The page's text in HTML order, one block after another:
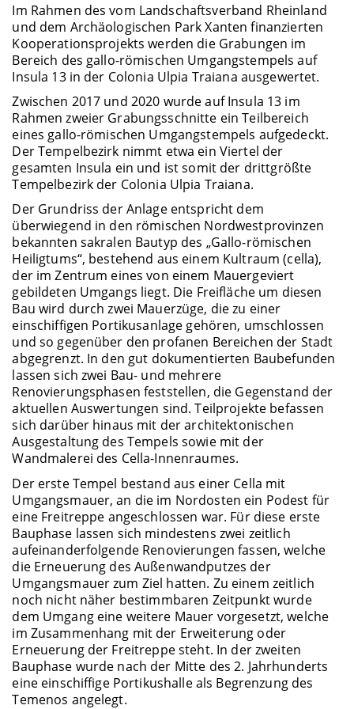
Im Rahmen des vom Landschaftsverband Rheinland
und dem Archäologischen Park Xanten finanzierten
Kooperationsprojekts werden die Grabungen im
Bereich des gallo-römischen Umgangstempels auf
Insula 13 in der Colonia Ulpia Traiana ausgewertet.
Zwischen 2017 und 2020 wurde auf Insula 13 im
Rahmen zweier Grabungsschnitte ein Teilbereich
eines gallo-römischen Umgangstempels aufgedeckt.
Der Tempelbezirk nimmt etwa ein Viertel der
gesamten Insula ein und ist somit der drittgrößte
Tempelbezirk der Colonia Ulpia Traiana.
Der Grundriss der Anlage entspricht dem
überwiegend in den römischen Nordwestprovinzen
bekannten sakralen Bautyp des „Gallo-römischen
Heiligtums“, bestehend aus einem Kultraum (cella),
der im Zentrum eines von einem Mauergeviert
gebildeten Umgangs liegt. Die Freifläche um diesen
Bau wird durch zwei Mauerzüge, die zu einer
einschiffigen Portikusanlage gehören, umschlossen
und so gegenüber den profanen Bereichen der Stadt
abgegrenzt. In den gut dokumentierten Baubefunden
lassen sich zwei Bau- und mehrere
Renovierungsphasen feststellen, die Gegenstand der
aktuellen Auswertungen sind. Teilprojekte befassen
sich darüber hinaus mit der architektonischen
Ausgestaltung des Tempels sowie mit der
Wandmalerei des Cella-Innenraumes.
Der erste Tempel bestand aus einer Cella mit
Umgangsmauer, an die im Nordosten ein Podest für
eine Freitreppe angeschlossen war. Für diese erste
Bauphase lassen sich mindestens zwei zeitlich
aufeinanderfolgende Renovierungen fassen, welche
die Erneuerung des Außenwandputzes der
Umgangsmauer zum Ziel hatten. Zu einem zeitlich
noch nicht näher bestimmbaren Zeitpunkt wurde
dem Umgang eine weitere Mauer vorgesetzt, welche
im Zusammenhang mit der Erweiterung oder
Erneuerung der Freitreppe steht. In der zweiten
Bauphase wurde nach der Mitte des 2. Jahrhunderts
eine einschiffige Portikushalle als Begrenzung des
Temenos angelegt.